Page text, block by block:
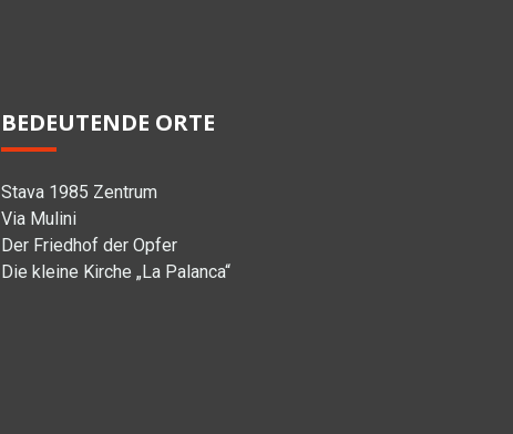
BEDEUTENDE ORTE
Stava 1985 Zentrum
Via Mulini
Der Friedhof der Opfer
Die kleine Kirche „La Palanca“